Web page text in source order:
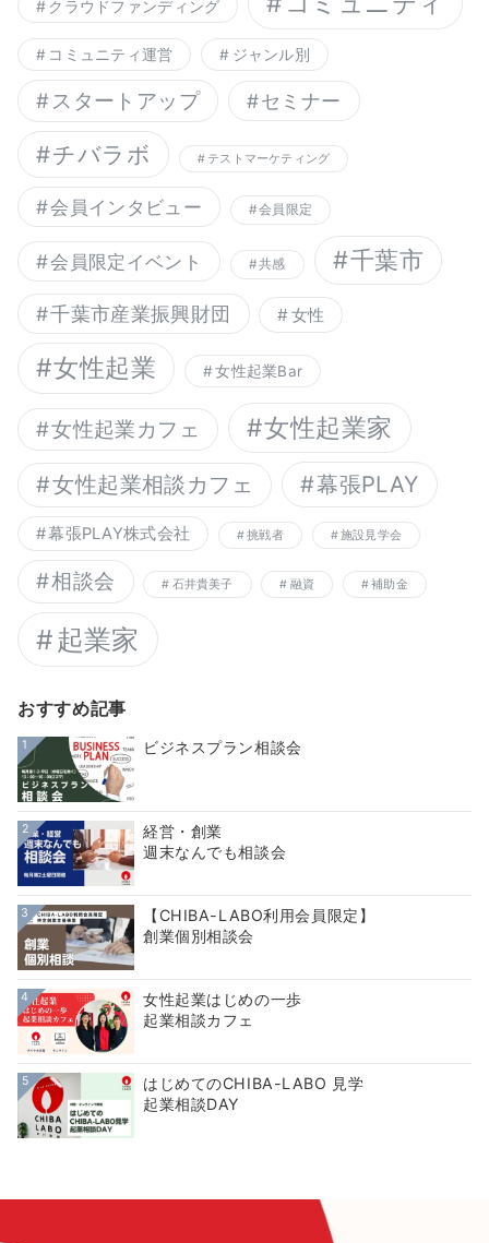
クラウドファンディング
コミュニティ運営 ジャンル別
スタートアップ セミナー
チバラボ テストマーケティング
会員インタビュー 会員限定
会員限定イベント 共感 千葉市
千葉市産業振興財団 女性
女性起業 女性起業Bar
女性起業カフェ 女性起業家
女性起業相談カフェ 幕張PLAY
幕張PLAY株式会社 挑戦者 施設見学会
相談会 石井貴美子 融資 補助金
起業家
おすすめ記事
1 ビジネスプラン相談会
2
経営・創業
週末なんでも相談会
3
【CHIBA-LABO利用会員限定】
創業個別相談会
4
女性起業はじめの一歩
起業相談カフェ
5
はじめてのCHIBA-LABO 見学
起業相談DAY